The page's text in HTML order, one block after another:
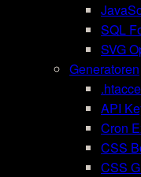
SQL
SVG
Generatoren
API
Cron
CSS
CSS